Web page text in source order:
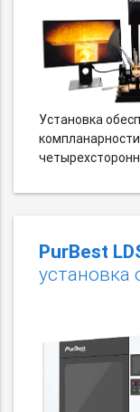
Установка
PurBest